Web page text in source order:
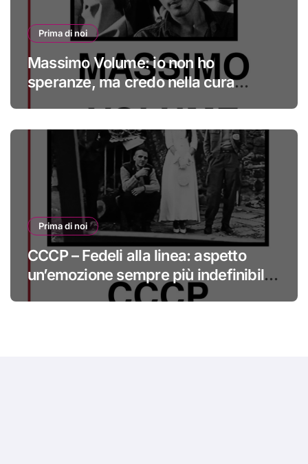
Prima di noi
Massimo Volume: io non ho
speranze, ma credo nella cura
Prima di noi
CCCP – Fedeli alla linea: aspetto
un’emozione sempre più indefinibile
#primadinoi